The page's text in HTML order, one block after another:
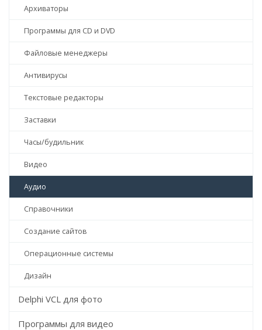
Архиваторы
Программы для CD и DVD
Файловые менеджеры
Антивирусы
Текстовые редакторы
Заставки
Часы/будильник
Видео
Аудио
Справочники
Создание сайтов
Операционные системы
Дизайн
Delphi VCL для фото
Программы для видео